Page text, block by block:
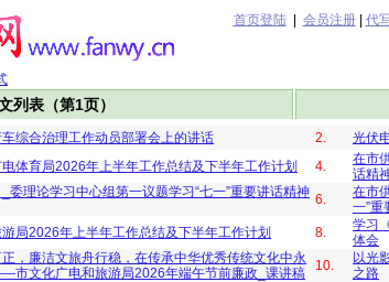
首页登陆| 会员注册| 代
列表（第1页）
综合治理工作动员部署会上的讲话 2.
光伏
体育局2026年上半年工作总结及下半年工作计划 4.
在市
话精
委理论学习中心组第一议题学习“七一”重要讲话精神 6.
在市
一”重
局2026年上半年工作总结及下半年工作计划 8.
学习
体会
，廉洁文旅舟行稳，在传承中华优秀传统文化中永
市文化广电和旅游局2026年端午节前廉政_课讲稿
10.
以光
之路